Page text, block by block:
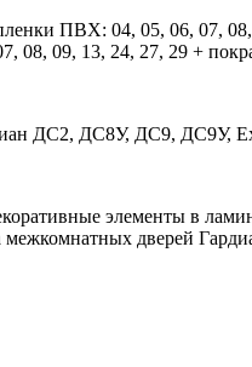
ПВХ: 04, 05, 06, 07, 08,
08, 09, 13, 24, 27, 29 +
ДС2, ДС8У, ДС9, ДС9У,
элементы в
межкомнатных дверей